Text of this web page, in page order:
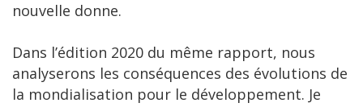
nouvelle donne.
Dans l’édition 2020 du même rapport, nous
analyserons les conséquences des évolutions de
la mondialisation pour le développement. Je